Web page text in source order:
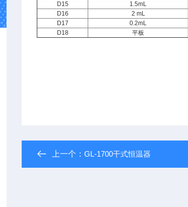
D15
1.5mL
D16
2 mL
D17
0.2mL
D18
平板
上一个：GL-1700干式恒温器